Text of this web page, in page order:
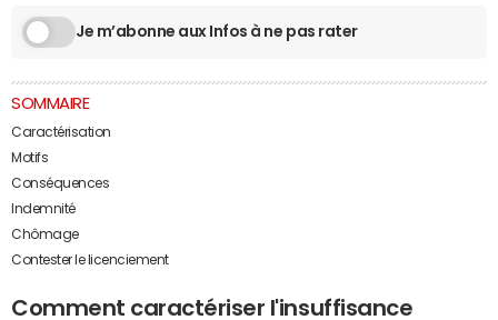
Je m’abonne aux Infos à ne pas rater
SOMMAIRE
Caractérisation
Motifs
Conséquences
Indemnité
Chômage
Contester le licenciement
Comment caractériser l'insuffisance